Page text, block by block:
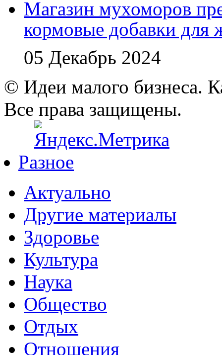
Магазин мухоморов
кормовые добавки для
05 Декабрь 2024
© Идеи малого бизнеса.
Все права защищены.
Разное
Актуально
Другие материалы
Здоровье
Культура
Наука
Общество
Отдых
Отношения